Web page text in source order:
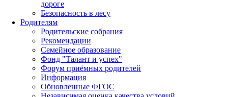
дороге
Безопасность в лесу
Родителям
Родительские собрания
Рекомендации
Семейное образование
Фонд "Талант и успех"
Форум приёмных родителей
Информация
Обновленные ФГОС